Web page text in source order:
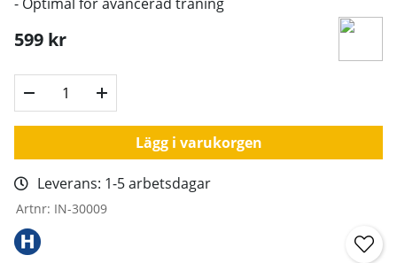
599 kr
Lägg i varukorgen
Leverans: 1-5 arbetsdagar
Artnr: IN-30009